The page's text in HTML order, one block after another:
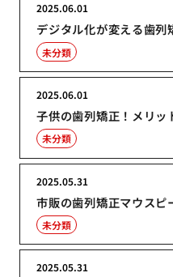
デジタル化が変える歯列
2025.06.01
未分類
子供の歯列矯正！メリッ
2025.06.01
未分類
市販の歯列矯正マウスピ
2025.05.31
未分類
2025.05.31